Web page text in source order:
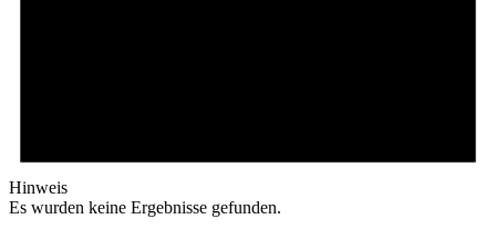
Hinweis
Es wurden keine Ergebnisse gefunden.